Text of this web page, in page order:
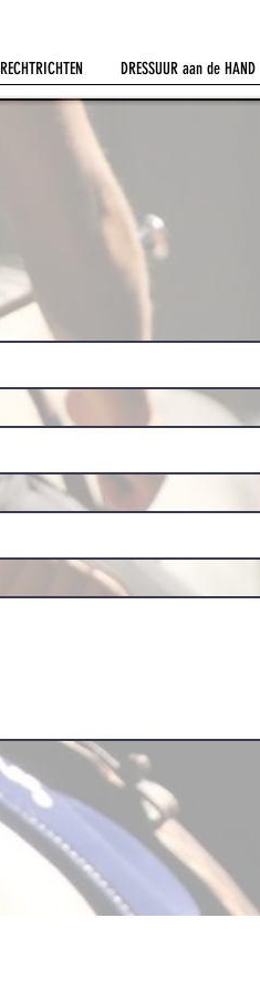
RECHTRICHTEN DRESSUUR aan de HAND